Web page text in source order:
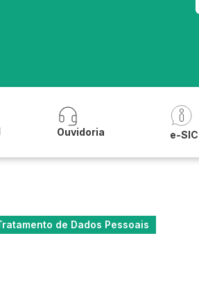
Ouvidoria e-SIC
de Dados Pessoais